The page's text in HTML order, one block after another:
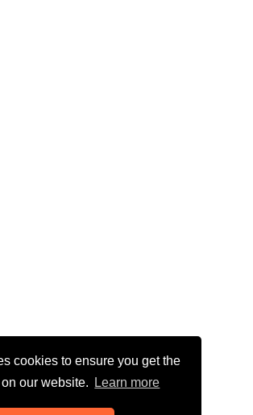
cookies to ensure you get the
our website.
Learn more